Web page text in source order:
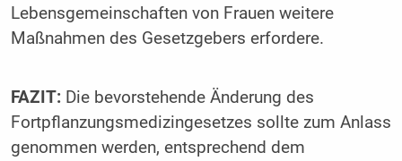
Lebensgemeinschaften von Frauen weitere
Maßnahmen des Gesetzgebers erfordere.
FAZIT: Die bevorstehende Änderung des
Fortpflanzungsmedizingesetzes sollte zum Anlass
genommen werden, entsprechend dem